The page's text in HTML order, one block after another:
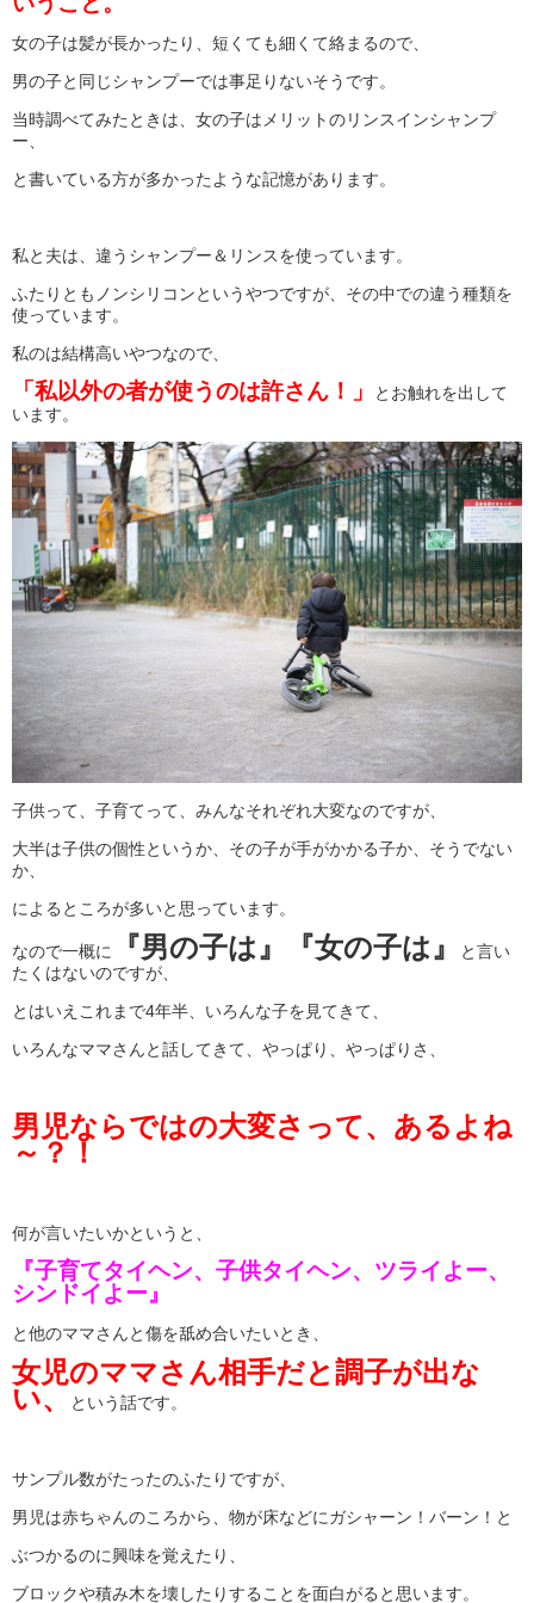
女の子は髪が長かったり、短くても細くて絡まるので、
男の子と同じシャンプーでは事足りないそうです。
当時調べてみたときは、女の子はメリットのリンスインシャンプ
ー、
と書いている方が多かったような記憶があります。
私と夫は、違うシャンプー＆リンスを使っています。
ふたりともノンシリコンというやつですが、その中での違う種類を
使っています。
私のは結構高いやつなので、
「私以外の者が使うのは許さん！」
とお触れを出して
います。
子供って、子育てって、みんなそれぞれ大変なのですが、
大半は子供の個性というか、その子が手がかかる子か、そうでない
か、
によるところが多いと思っています。
なので一概に 『男の子は』『女の子は』
と言い
たくはないのですが、
とはいえこれまで4年半、いろんな子を見てきて、
いろんなママさんと話してきて、やっぱり、やっぱりさ、
男児ならではの大変さって、あるよね
～？！
何が言いたいかというと、
『子育てタイヘン、子供タイヘン、ツライよー、
シンドイよー』
と他のママさんと傷を舐め合いたいとき、
女児のママさん相手だと調子が出な
い、
という話です。
サンプル数がたったのふたりですが、
男児は赤ちゃんのころから、物が床などにガシャーン！バーン！と
ぶつかるのに興味を覚えたり、
ブロックや積み木を壊したりすることを面白がると思います。